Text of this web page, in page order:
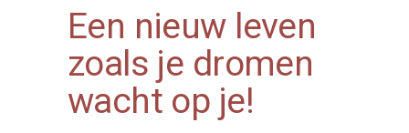
Een nieuw leven
zoals je dromen
wacht op je!